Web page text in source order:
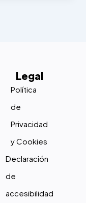
Legal
Política
de
Privacidad
y Cookies
Declaración
de
accesibilidad